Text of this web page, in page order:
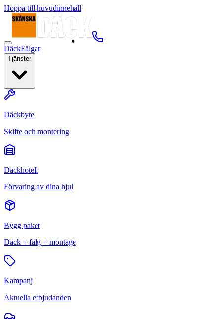
Hoppa till huvudinnehåll
DäckFälgar
Tjänster
Däckbyte
Skifte och montering
Däckhotell
Förvaring av dina hjul
Bygg paket
Däck + fälg + montage
Kampanj
Aktuella erbjudanden